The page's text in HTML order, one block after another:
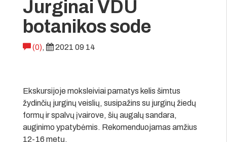
Jurginai VDU
botanikos sode
(0), 2021 09 14
Ekskursijoje moksleiviai pamatys kelis šimtus
žydinčių jurginų veislių, susipažins su jurginų žiedų
formų ir spalvų įvairove, šių augalų sandara,
auginimo ypatybėmis. Rekomenduojamas amžius
12-16 metų.